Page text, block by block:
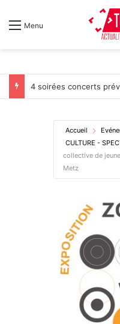
Menu
Accueil
CULTURE -
collective de
Metz